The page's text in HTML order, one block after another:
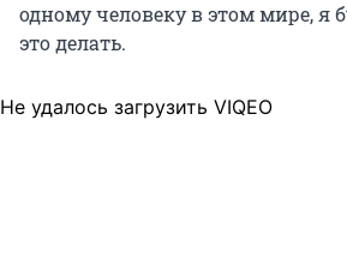
одному человеку в этом мире, я
это делать.
Не удалось загрузить VIQEO